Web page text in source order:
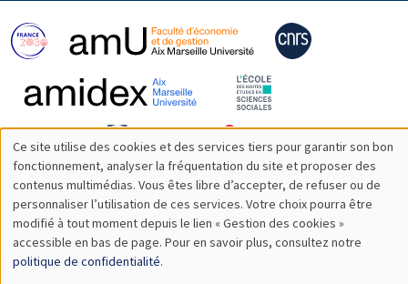
Utilisation
des
données
personnelles
Ce site utilise des cookies et des services tiers pour garantir son bon
fonctionnement, analyser la fréquentation du site et proposer des
contenus multimédias. Vous êtes libre d’accepter, de refuser ou de
personnaliser l’utilisation de ces services. Votre choix pourra être
modifié à tout moment depuis le lien « Gestion des cookies »
accessible en bas de page. Pour en savoir plus, consultez notre
politique de confidentialité.